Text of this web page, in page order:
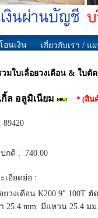
อนเงิน เกี่ยวกับเรา / แ
วมใบเลื่อยวงเดือน & ใบตั
กิ้ล อลูมิเนียม * (สิน
89420
กติ : 740.00
เอียดย่อ :
ยวงเดือน K200 9" 100T
25.4 mm. มีแหวน 25.4 ม